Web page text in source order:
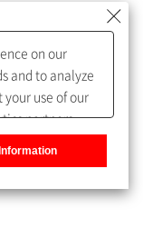
くと、技術情報や
す。
on our
and to analyze
use of our
partners,